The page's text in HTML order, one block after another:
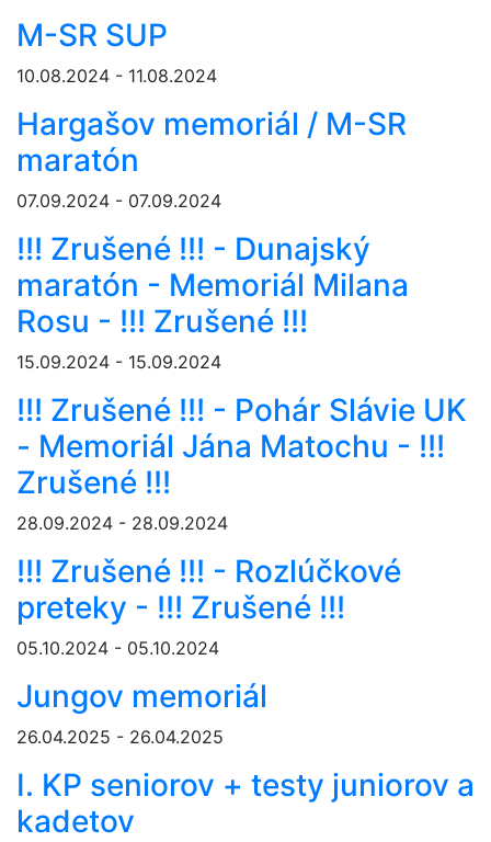
M-SR SUP
10.08.2024 - 11.08.2024
Hargašov memoriál / M-SR
maratón
07.09.2024 - 07.09.2024
!!! Zrušené !!! - Dunajský
maratón - Memoriál Milana
Rosu - !!! Zrušené !!!
15.09.2024 - 15.09.2024
!!! Zrušené !!! - Pohár Slávie UK
- Memoriál Jána Matochu - !!!
Zrušené !!!
28.09.2024 - 28.09.2024
!!! Zrušené !!! - Rozlúčkové
preteky - !!! Zrušené !!!
05.10.2024 - 05.10.2024
Jungov memoriál
26.04.2025 - 26.04.2025
I. KP seniorov + testy juniorov a
kadetov